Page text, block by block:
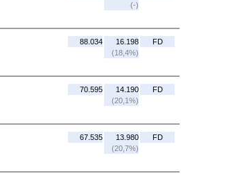
(-)
88.034
16.198
(18,4%)
FD
70.595
14.190
(20,1%)
FD
67.535
13.980
(20,7%)
FD